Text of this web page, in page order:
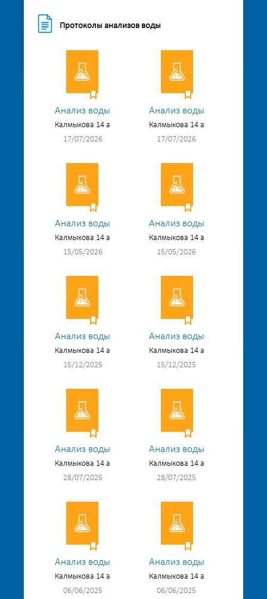
Протоколы анализов воды
Анализ воды
Калмыкова 14 а
17/07/2026
Анализ воды
Калмыкова 14 а
17/07/2026
Анализ воды
Калмыкова 14 а
15/05/2026
Анализ воды
Калмыкова 14 а
15/05/2026
Анализ воды
Калмыкова 14 а
15/12/2025
Анализ воды
Калмыкова 14 а
15/12/2025
Анализ воды
Калмыкова 14 а
28/07/2025
Анализ воды
Калмыкова 14 а
28/07/2025
Анализ воды
Калмыкова 14 а
06/06/2025
Анализ воды
Калмыкова 14 а
06/06/2025